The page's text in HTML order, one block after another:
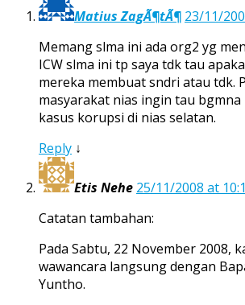
Matius ZagÃ¶tÃ¶ 23/11/
Memang slma ini ada org2 yg
ICW slma ini tp saya tdk tau
mereka membuat sndri atau tdk.
masyarakat nias ingin tau
kasus korupsi di nias selatan.
Reply ↓
Etis Nehe 25/11/2008 at
Catatan tambahan:
Pada Sabtu, 22 November 2008,
wawancara langsung dengan
Yuntho.